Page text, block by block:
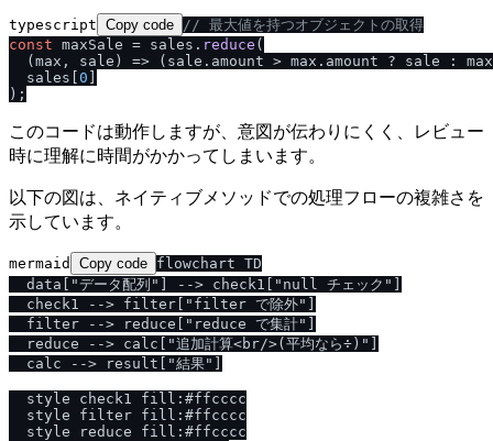
typescript Copy code // 最大値を持つオブジェクトの取得
const maxSale = sales. reduce (
( max, sale ) => (sale. amount > max. amount ? sale :
  sales[
0
このコードは動作しますが、意図が伝わりにくく、レビュー
時に理解に時間がかかってしまいます。
以下の図は、ネイティブメソッドでの処理フローの複雑さを
示しています。
mermaid Copy code flowchart TD
  data["データ配列"] --> check1["null チェック"]
  check1 --> filter["filter で除外"]
  filter --> reduce["reduce で集計"]
  reduce --> calc["追加計算<br/>(平均なら÷)"]
  calc --> result["結果"]
  style check1 fill:#ffcccc
  style filter fill:#ffcccc
  style reduce fill:#ffcccc